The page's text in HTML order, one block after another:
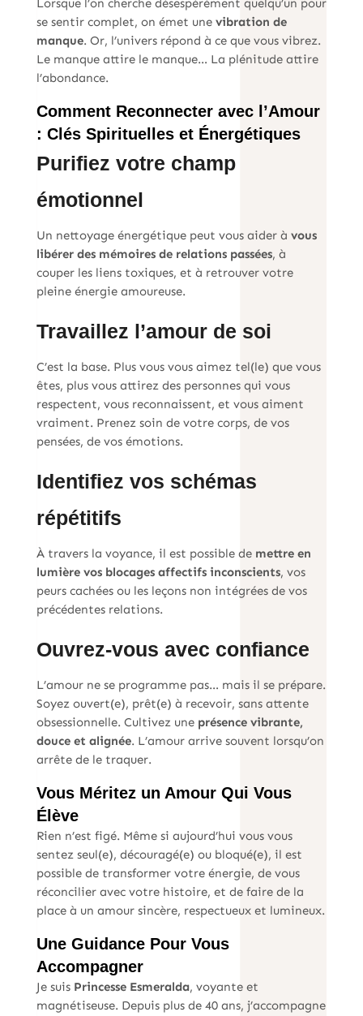
Lorsque l’on cherche désespérément quelqu’un pour
se sentir complet, on émet une vibration de
manque. Or, l’univers répond à ce que vous vibrez.
Le manque attire le manque… La plénitude attire
l’abondance.
Comment Reconnecter avec l’Amour
: Clés Spirituelles et Énergétiques
Purifiez votre champ
émotionnel
Un nettoyage énergétique peut vous aider à vous
libérer des mémoires de relations passées, à
couper les liens toxiques, et à retrouver votre
pleine énergie amoureuse.
Travaillez l’amour de soi
C’est la base. Plus vous vous aimez tel(le) que vous
êtes, plus vous attirez des personnes qui vous
respectent, vous reconnaissent, et vous aiment
vraiment. Prenez soin de votre corps, de vos
pensées, de vos émotions.
Identifiez vos schémas
répétitifs
À travers la voyance, il est possible de mettre en
lumière vos blocages affectifs inconscients, vos
peurs cachées ou les leçons non intégrées de vos
précédentes relations.
Ouvrez-vous avec confiance
L’amour ne se programme pas… mais il se prépare.
Soyez ouvert(e), prêt(e) à recevoir, sans attente
obsessionnelle. Cultivez une présence vibrante,
douce et alignée. L’amour arrive souvent lorsqu’on
arrête de le traquer.
Vous Méritez un Amour Qui Vous
Élève
Rien n’est figé. Même si aujourd’hui vous vous
sentez seul(e), découragé(e) ou bloqué(e), il est
possible de transformer votre énergie, de vous
réconcilier avec votre histoire, et de faire de la
place à un amour sincère, respectueux et lumineux.
Une Guidance Pour Vous
Accompagner
Je suis Princesse Esmeralda, voyante et
magnétiseuse. Depuis plus de 40 ans, j’accompagne